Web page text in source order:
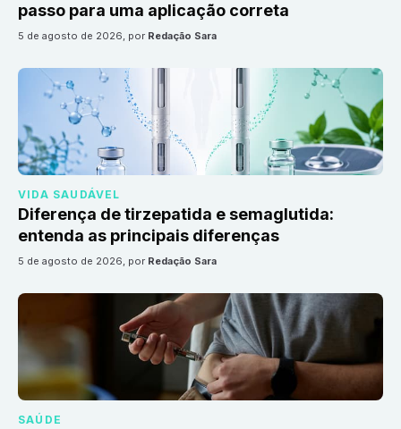
passo para uma aplicação correta
5 de agosto de 2026, por Redação Sara
VIDA SAUDÁVEL
Diferença de tirzepatida e semaglutida:
entenda as principais diferenças
5 de agosto de 2026, por Redação Sara
SAÚDE